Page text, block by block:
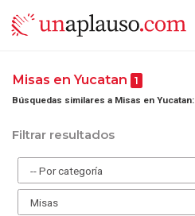
Misas en Yucatan 1
Búsquedas similares a Misas en Yucatan:
Filtrar resultados